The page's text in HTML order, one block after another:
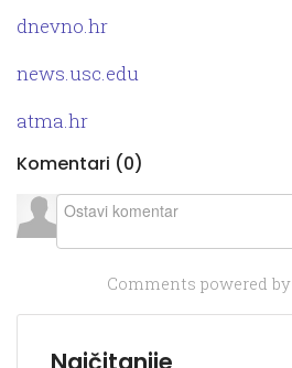
dnevno.hr
news.usc.edu
atma.hr
Komentari (0)
Comments powered by